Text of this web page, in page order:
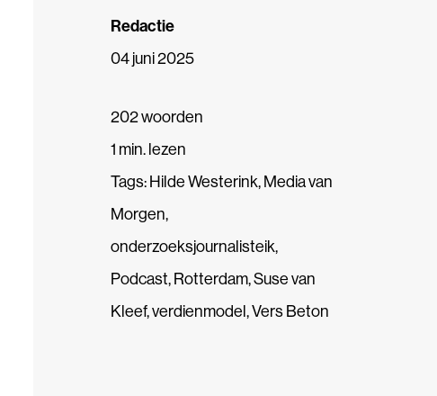
Redactie
04 juni 2025
202 woorden
1 min. lezen
Tags:Hilde Westerink,Media van
Morgen,
onderzoeksjournalisteik,
Podcast,Rotterdam,Suse van
Kleef,verdienmodel,Vers Beton